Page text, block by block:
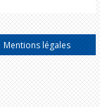
Mentions légales